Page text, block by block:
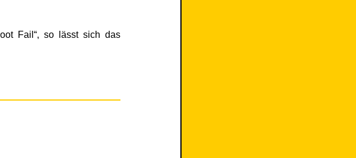
Fail“, so lässt sich das